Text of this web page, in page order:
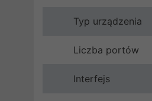
Typ urządzenia
Liczba portów
Interfejs